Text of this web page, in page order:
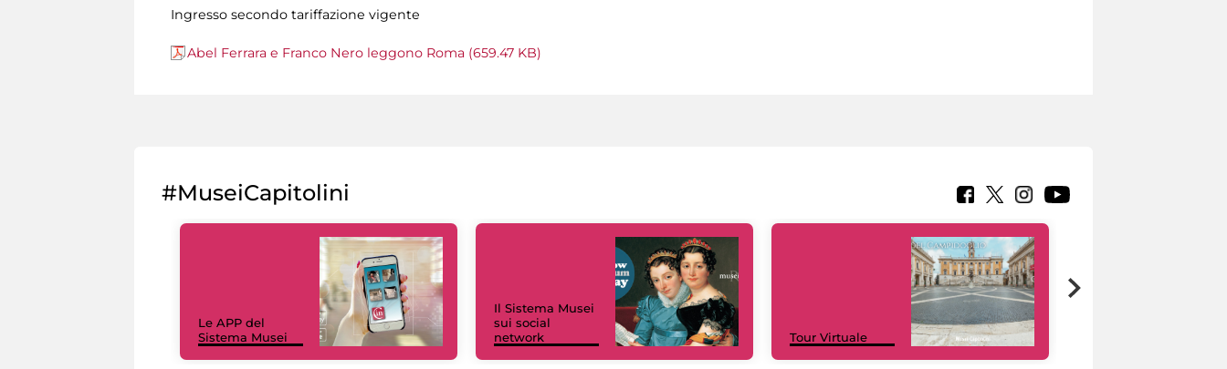
Ingresso secondo tariffazione vigente
Abel Ferrara e Franco Nero leggono Roma (659.47 KB)
#MuseiCapitolini
Le APP del
Sistema Musei
Il Sistema Musei
sui social
network
Tour Virtuale